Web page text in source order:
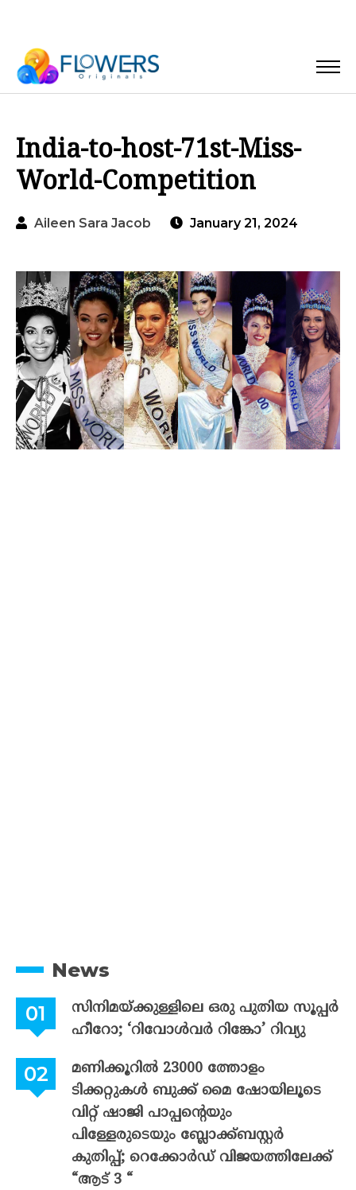
India-to-host-71st-Miss-
World-Competition
Aileen Sara Jacob January 21, 2024
News
സിനിമയ്ക്കുള്ളിലെ ഒരു പുതിയ സൂപ്പർ
ഹീറോ; ‘റിവോൾവർ റിങ്കോ’ റിവ്യു
മണിക്കൂറിൽ 23000 ത്തോളം
ടിക്കറ്റുകൾ ബുക്ക് മൈ ഷോയിലൂടെ
വിറ്റ് ഷാജി പാപ്പന്റെയും
പിള്ളേരുടെയും ബ്ലോക്ക്ബസ്റ്റർ
കുതിപ്പ്; റെക്കോർഡ് വിജയത്തിലേക്ക്
“ആട് 3 “